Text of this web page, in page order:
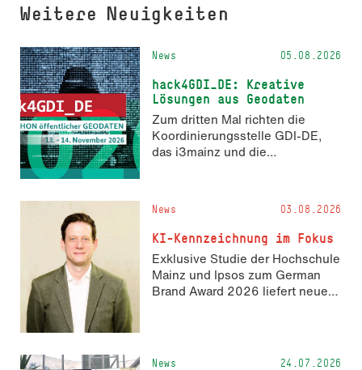
Weitere Neuigkeiten
News 05.08.2026
hack4GDI_DE: Kreative
Lösungen aus Geodaten
Zum dritten Mal richten die
Koordinierungsstelle GDI-DE,
das i3mainz und die
und 14. November 2026 den
Hackathon hack4GDI_DE an der
Hochschule Mainz aus. Die
Anmeldung ist geöffnet und bis
zum 2. Oktober 2026 möglich.
News 03.08.2026
KI-Kennzeichnung im Fokus
Exklusive Studie der Hochschule
Mainz und Ipsos zum German
Brand Award 2026 liefert neue
News 24.07.2026